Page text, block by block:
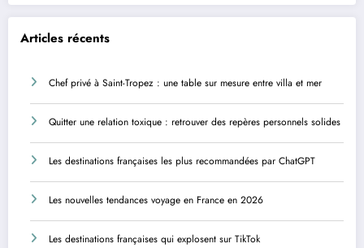
Articles récents
Chef privé à Saint-Tropez : une table sur mesure entre villa et mer
Quitter une relation toxique : retrouver des repères personnels solides
Les destinations françaises les plus recommandées par ChatGPT
Les nouvelles tendances voyage en France en 2026
Les destinations françaises qui explosent sur TikTok